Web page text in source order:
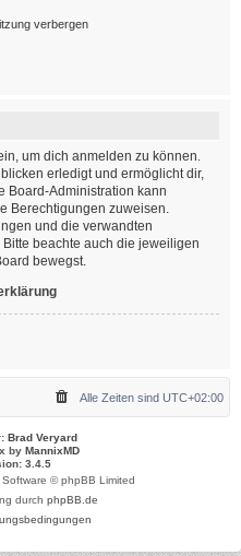
verbergen
um dich anmelden zu können.
erledigt und ermöglicht dir,
Board-Administration kann
Berechtigungen zuweisen.
und die verwandten
beachte auch die jeweiligen
bewegst.
Alle Zeiten sind UTC+02:00
Brad Veryard
by MannixMD
3.4.5
© phpBB Limited
durch phpBB.de